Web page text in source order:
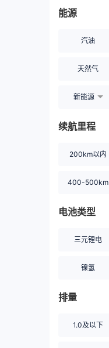
能源
汽油
天然气
新能源
续航里程
200km以内
400-500km
电池类型
三元锂电
镍氢
排量
1.0及以下